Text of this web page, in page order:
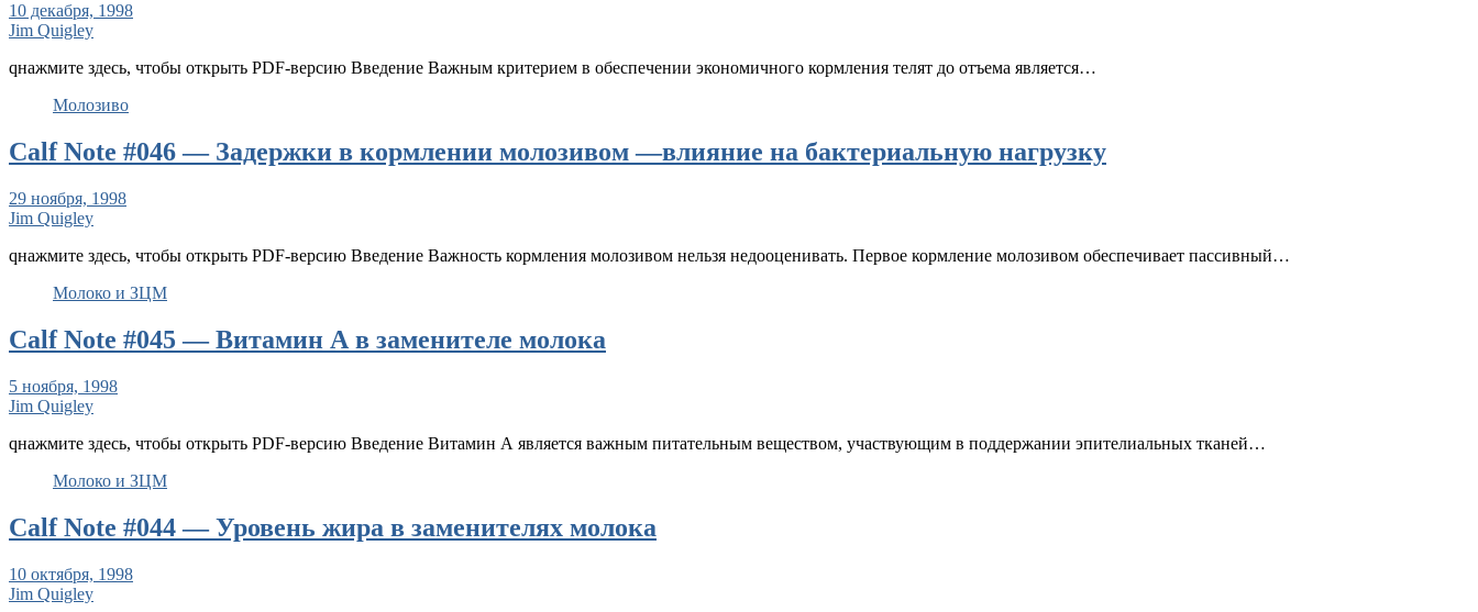
10 декабря, 1998
Jim Quigley
qнажмите здесь, чтобы открыть PDF-версию Введение Важным критерием в обеспечении экономичного кормления телят до отъема является…
Mолозиво
Calf Note #046 — Задержки в кормлении молозивом —влияние на бактериальную нагрузку
29 ноября, 1998
Jim Quigley
qнажмите здесь, чтобы открыть PDF-версию Введение Важность кормления молозивом нельзя недооценивать. Первое кормление молозивом обеспечивает пассивный…
Молоко и ЗЦМ
Calf Note #045 — Витамин А в заменителе молока
5 ноября, 1998
Jim Quigley
qнажмите здесь, чтобы открыть PDF-версию Введение Витамин А является важным питательным веществом, участвующим в поддержании эпителиальных тканей…
Молоко и ЗЦМ
Calf Note #044 — Уровень жира в заменителях молока
10 октября, 1998
Jim Quigley